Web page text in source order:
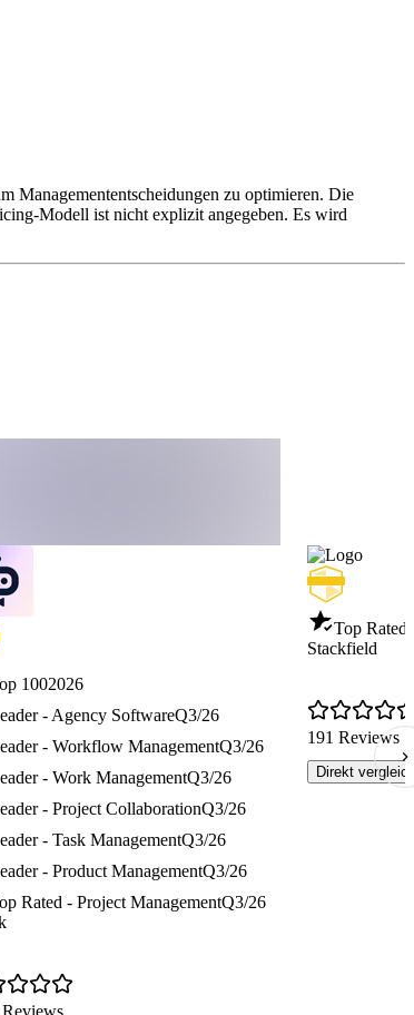
Managemententscheidungen zu optimieren. Die
Modell ist nicht explizit angegeben. Es wird
1002026
- Agency SoftwareQ3/26
- Workflow ManagementQ3/26
- Work ManagementQ3/26
- Project CollaborationQ3/26
- Task ManagementQ3/26
- Product ManagementQ3/26
Rated - Project ManagementQ3/26
Top Rated
Stackfield
191 Reviews
Direkt